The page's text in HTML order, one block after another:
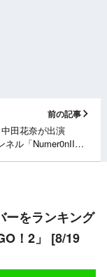
前の記事
中田花奈が出演
ネル「Numer0nII」
！2」 [8/19